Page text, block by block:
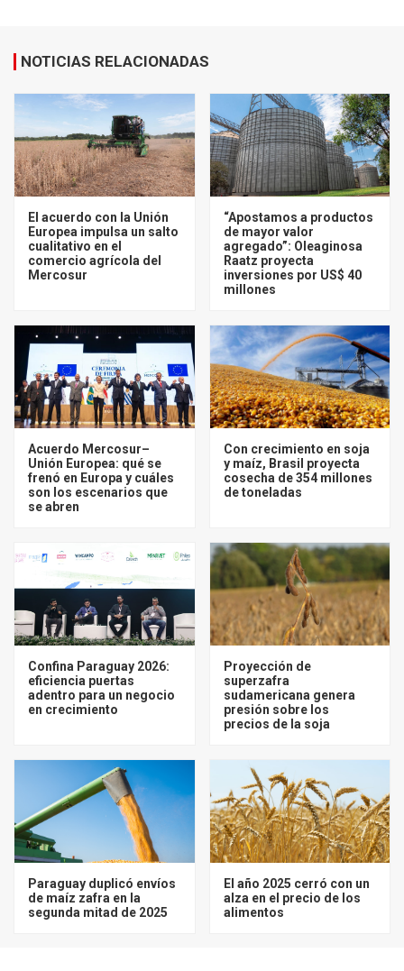
NOTICIAS RELACIONADAS
El acuerdo con la Unión
Europea impulsa un salto
cualitativo en el
comercio agrícola del
Mercosur
“Apostamos a productos
de mayor valor
agregado”: Oleaginosa
Raatz proyecta
inversiones por US$ 40
millones
Acuerdo Mercosur–
Unión Europea: qué se
frenó en Europa y cuáles
son los escenarios que
se abren
Con crecimiento en soja
y maíz, Brasil proyecta
cosecha de 354 millones
de toneladas
Confina Paraguay 2026:
eficiencia puertas
adentro para un negocio
en crecimiento
Proyección de
superzafra
sudamericana genera
presión sobre los
precios de la soja
Paraguay duplicó envíos
de maíz zafra en la
segunda mitad de 2025
El año 2025 cerró con un
alza en el precio de los
alimentos